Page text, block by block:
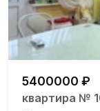
5400000 ₽
квартира №